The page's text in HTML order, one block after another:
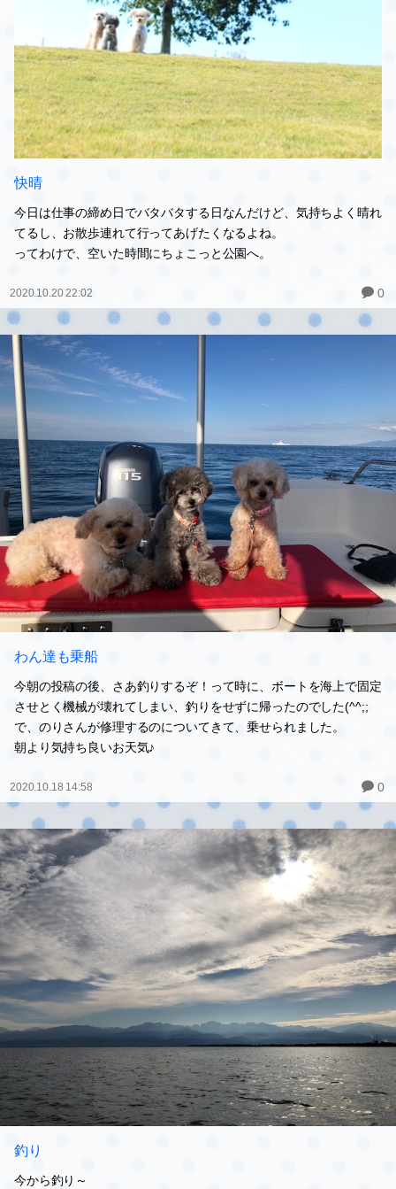
快晴
今日は仕事の締め日でバタバタする日なんだけど、気持ちよく晴れ
てるし、お散歩連れて行ってあげたくなるよね。
ってわけで、空いた時間にちょこっと公園へ。
2020.10.20 22:02 0
わん達も乗船
今朝の投稿の後、さあ釣りするぞ！って時に、ボートを海上で固定
させとく機械が壊れてしまい、釣りをせずに帰ったのでした(^^;;
で、のりさんが修理するのについてきて、乗せられました。
朝より気持ち良いお天気♪
2020.10.18 14:58 0
釣り
今から釣り～